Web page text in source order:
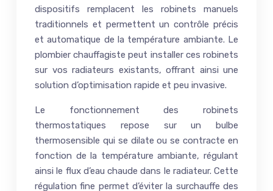
dispositifs remplacent les robinets manuels
traditionnels et permettent un contrôle précis
et automatique de la température ambiante. Le
plombier chauffagiste peut installer ces robinets
sur vos radiateurs existants, offrant ainsi une
solution d’optimisation rapide et peu invasive.
Le fonctionnement des robinets
thermostatiques repose sur un bulbe
thermosensible qui se dilate ou se contracte en
fonction de la température ambiante, régulant
ainsi le flux d’eau chaude dans le radiateur. Cette
régulation fine permet d’éviter la surchauffe des